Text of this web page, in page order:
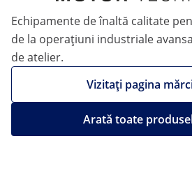
Echipamente de înaltă calitate
de la operațiuni industriale
de atelier.
Vizitați pagina
Arată toate